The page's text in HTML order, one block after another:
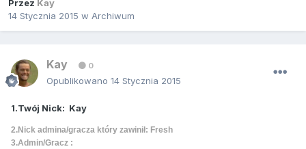
Przez Kay
14 Stycznia 2015 w Archiwum
Kay 0
Opublikowano 14 Stycznia 2015
1.Twój Nick: Kay
2.Nick admina/gracza który zawinił: Fresh
3.Admin/Gracz :